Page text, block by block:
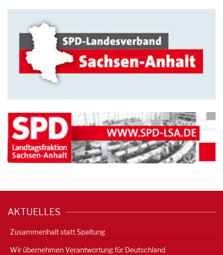
AKTUELLES
Zusammenhalt statt Spaltung
Wir übernehmen Verantwortung für Deutschland